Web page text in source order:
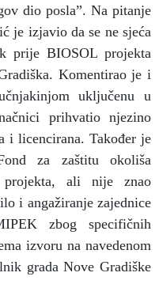
dio posla”. Na pitanje
je izjavio da se ne sjeća
prije BIOSOL projekta
Komentirao je i
uključenu u
prihvatio njezino
i licencirana. Također je
za zaštitu okoliša
ali nije znao
i angažiranje zajednice
zbog specifičnih
izvoru na navedenom
grada Nove Gradiške